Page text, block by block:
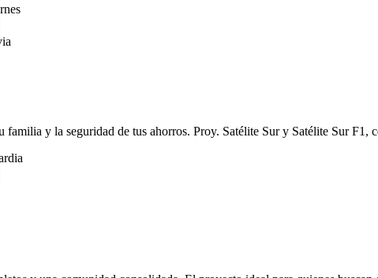
familia y la seguridad de tus ahorros. Proy. Satélite Sur y Satélite Sur